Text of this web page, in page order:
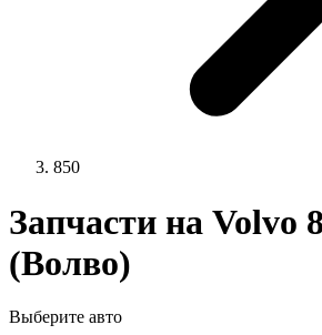
850
Запчасти на Volvo
(Волво)
Выберите авто